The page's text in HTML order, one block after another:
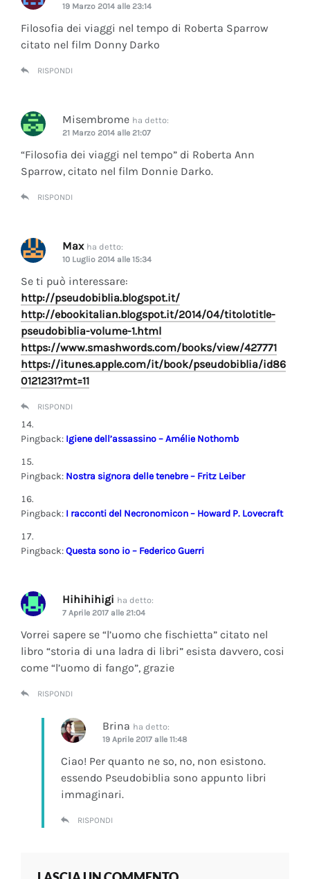
19 Marzo 2014 alle 23:14
Filosofia dei viaggi nel tempo di Roberta Sparrow
citato nel film Donny Darko
RISPONDI
Misembrome ha detto:
21 Marzo 2014 alle 21:07
“Filosofia dei viaggi nel tempo” di Roberta Ann
Sparrow, citato nel film Donnie Darko.
RISPONDI
Max ha detto:
10 Luglio 2014 alle 15:34
Se ti può interessare:
http://pseudobiblia.blogspot.it/
http://ebookitalian.blogspot.it/2014/04/titolotitle-
pseudobiblia-volume-1.html
https://www.smashwords.com/books/view/427771
https://itunes.apple.com/it/book/pseudobiblia/id86
0121231?mt=11
RISPONDI
Pingback: Igiene dell’assassino – Amélie Nothomb
Pingback: Nostra signora delle tenebre – Fritz Leiber
Pingback: I racconti del Necronomicon – Howard P. Lovecraft
Pingback:Questa sono io – Federico Guerri
Hihihihigi ha detto:
7 Aprile 2017 alle 21:04
Vorrei sapere se “l’uomo che fischietta” citato nel
libro “storia di una ladra di libri” esista davvero, cosi
come “l’uomo di fango”, grazie
RISPONDI
Brina ha detto:
19 Aprile 2017 alle 11:48
Ciao! Per quanto ne so, no, non esistono.
essendo Pseudobiblia sono appunto libri
immaginari.
RISPONDI